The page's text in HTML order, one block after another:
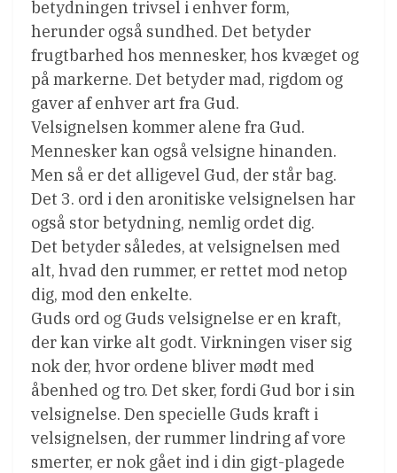
betydningen trivsel i enhver form,
herunder også sundhed. Det betyder
frugtbarhed hos mennesker, hos kvæget og
på markerne. Det betyder mad, rigdom og
gaver af enhver art fra Gud.
Velsignelsen kommer alene fra Gud.
Mennesker kan også velsigne hinanden.
Men så er det alligevel Gud, der står bag.
Det 3. ord i den aronitiske velsignelsen har
også stor betydning, nemlig ordet dig.
Det betyder således, at velsignelsen med
alt, hvad den rummer, er rettet mod netop
dig, mod den enkelte.
Guds ord og Guds velsignelse er en kraft,
der kan virke alt godt. Virkningen viser sig
nok der, hvor ordene bliver mødt med
åbenhed og tro. Det sker, fordi Gud bor i sin
velsignelse. Den specielle Guds kraft i
velsignelsen, der rummer lindring af vore
smerter, er nok gået ind i din gigt-plagede